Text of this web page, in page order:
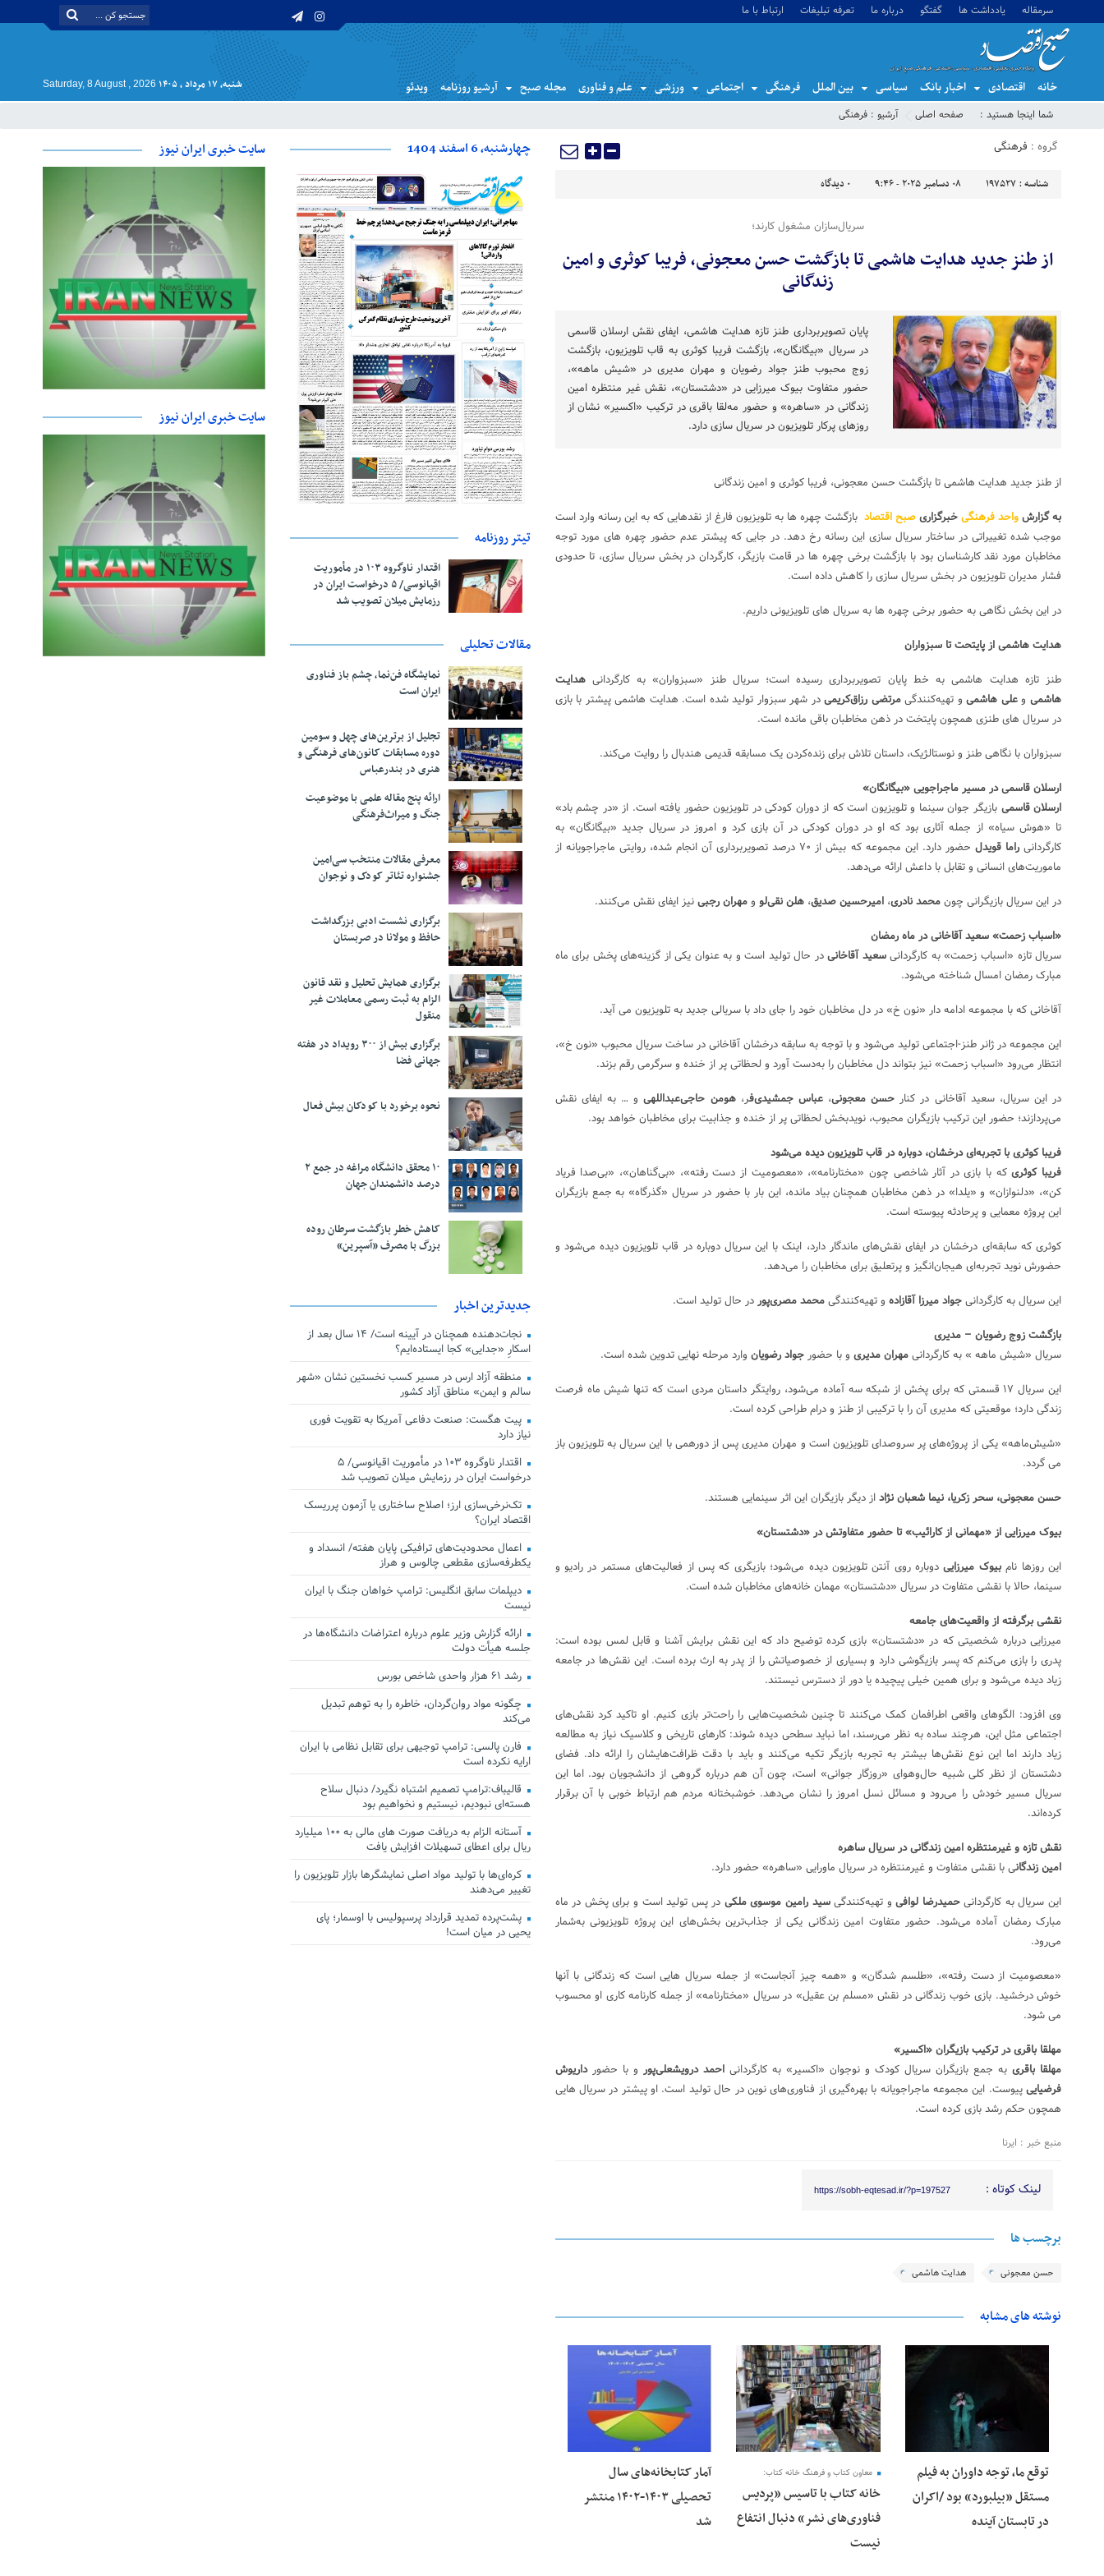
سرمقاله یادداشت ها گفتگو درباره ما تعرفه تبلیغات ارتباط با ما
خانه اقتصادی اخبار بانک سیاسی بین الملل فرهنگی اجتماعی ورزشی علم و فناوری مجله صبح آرشیو روزنامه ویدئو شنبه, ۱۷ مرداد , ۱۴۰۵ Saturday, 8 August , 2026
شما اینجا هستید : صفحه اصلی آرشیو : فرهنگی
گروه : فرهنگی
شناسه : 197527 08 دسامبر 2025 - 9:46 0 دیدگاه
سریال‌سازان مشغول کارند؛
از طنز جدید هدایت هاشمی تا بازگشت حسن معجونی، فریبا کوثری و امین
زندگانی
پایان تصویربرداری طنز تازه هدایت هاشمی، ایفای نقش ارسلان قاسمی
در سریال «بیگانگان»، بازگشت فریبا کوثری به قاب تلویزیون، بازگشت
زوج محبوب طنز جواد رضویان و مهران مدیری در «شیش ماهه»،
حضور متفاوت بیوک میرزایی در «دشتستان»، نقش غیر منتظره امین
زندگانی در «ساهره» و حضور مه‌لقا باقری در ترکیب «اکسیر» نشان از
روزهای پرکار تلویزیون در سریال سازی دارد.
از طنز جدید هدایت هاشمی تا بازگشت حسن معجونی، فریبا کوثری و امین زندگانی
به گزارشواحد فرهنگیخبرگزاریصبح اقتصاد بازگشت چهره ها به تلویزیون فارغ از نقدهایی که به این رسانه وارد است
موجب شده تغییراتی در ساختار سریال سازی این رسانه رخ دهد. در جایی که پیشتر عدم حضور چهره های مورد توجه
مخاطبان مورد نقد کارشناسان بود با بازگشت برخی چهره ها در قامت بازیگر، کارگردان در بخش سریال سازی، تا حدودی
فشار مدیران تلویزیون در بخش سریال سازی را کاهش داده است.
در این بخش نگاهی به حضور برخی چهره ها به سریال های تلویزیونی داریم.
هدایت هاشمی از پایتحت تا سبزواران
طنز تازه هدایت هاشمی به خط پایان تصویربرداری رسیده است؛ سریال طنز «سبزواران» به کارگردانی هدایـت
هاشمیوعلی هاشمیو تهیه‌کنندگیمرتضی رزاق‌کریمیدر شهر سبزوار تولید شده است. هدایت هاشمی پیشتر با بازی
در سریال های طنزی همچون پایتخت در ذهن مخاطبان باقی مانده است.
سبزواران با نگاهی طنز و نوستالژیک، داستان تلاش برای زنده‌کردن یک مسابقه قدیمی هندبال را روایت می‌کند.
ارسلان قاسمی در مسیر ماجراجویی «بیگانگان»
ارسلان قاسمی بازیگر جوان سینما و تلویزیون است که از دوران کودکی در تلویزیون حضور یافته است. از «در چشم باد»
تا «هوش سیاه» از جمله آثاری بود که او در دوران کودکی در آن بازی کرد و امروز در سریال جدید «بیگانگان» به
کارگردانی راما قویدل
حضور دارد. این مجموعه که بیش از ۷۰ درصد تصویربرداری آن انجام شده، روایتی ماجراجویانه از
ماموریت‌های انسانی و تقابل با داعش ارائه می‌دهد.
در این سریال بازیگرانی چونمحمد نادری، امیرحسین صدیق، هلن نقی‌لو ومهران رجبینیز ایفای نقش می‌کنند.
«اسباب زحمت» سعید آقاخانی در ماه رمضان
سریال تازه «اسباب زحمت» به کارگردانیسعید آقاخانیدر حال تولید است و به عنوان یکی از گزینه‌های پخش برای ماه
مبارک رمضان امسال شناخته می‌شود.
آقاخانی که با مجموعه ادامه دار «نون خ» در دل مخاطبان خود را جای داد با سریالی جدید به تلویزیون می آید.
این مجموعه در ژانر طنز-‌اجتماعی تولید می‌شود و با توجه به سابقه درخشان آقاخانی در ساخت سریال محبوب «نون خ»،
انتظار می‌رود «اسباب زحمت» نیز بتواند دل مخاطبان را به‌دست آورد و لحظاتی پر از خنده و سرگرمی رقم بزند.
در این سریال، سعید آقاخانی در کنار حسن معجونی، عباس جمشیدی‌فر، هومن حاجی‌عبداللهیو … به ایفای نقش
می‌پردازند؛ حضور این ترکیب بازیگران محبوب، نویدبخش لحظاتی پر از خنده و جذابیت برای مخاطبان خواهد بود.
فریبا کوثری با تجربه‌ای درخشان، دوباره در قاب تلویزیون دیده می‌شود
فریبا کوثریکه با بازی در آثار شاخصی چون «مختارنامه»، «معصومیت از دست رفته»، «بی‌گناهان»، «بی‌صدا فریاد
کن»، «دلنوازان» و «یلدا» در ذهن مخاطبان همچنان بیاد مانده، این بار با حضور در سریال «گذرگاه» به جمع بازیگران
این پروژه معمایی و پرحادثه پیوسته است.
کوثری که سابقه‌ای درخشان در ایفای نقش‌های ماندگار دارد، اینک با این سریال دوباره در قاب تلویزیون دیده می‌شود و
حضورش نوید تجربه‌ای هیجان‌انگیز و پرتعلیق برای مخاطبان را می‌دهد.
این سریال به کارگردانیجواد میرزا آقازاده و تهیه‌کنندگیمحمد مصری‌پوردر حال تولید است.
بازگشت زوج رضویان – مدیری
سریال «شیش ماهه » به کارگردانیمهران مدیری و با حضورجواد رضویان وارد مرحله نهایی تدوین شده است.
این سریال ۱۷ قسمتی که برای پخش از شبکه سه آماده می‌شود، روایتگر داستان مردی است که تنها شیش ماه فرصت
زندگی دارد؛ موقعیتی که مدیری آن را با ترکیبی از طنز و درام طراحی کرده است.
«شیش‌ماهه» یکی از پروژه‌های پر سروصدای تلویزیون است و مهران مدیری پس از دورهمی با این سریال به تلویزیون باز
می گردد.
حسن معجونی، سحر زکریا، نیما شعبان نژاداز دیگر بازیگران این اثر سینمایی هستند.
بیوک میرزایی از «مهمانی از کارائیب» تا حضور متفاوتش در «دشتستان»
این روزها نامبیوک میرزاییدوباره روی آنتن تلویزیون دیده می‌شود؛ بازیگری که پس از فعالیت‌های مستمر در رادیو و
سینما، حالا با نقشی متفاوت در سریال «دشتستان» مهمان خانه‌های مخاطبان شده است.
نقشی برگرفته از واقعیت‌های جامعه
میرزایی درباره شخصیتی که در «دشتستان» بازی کرده توضیح داد که این نقش برایش آشنا و قابل لمس بوده است:
پدری را بازی می‌کنم که پسر بازیگوشی دارد و بسیاری از خصوصیاتش را از پدر به ارث برده است. این نقش‌ها در جامعه
زیاد دیده می‌شود و برای همین خیلی پیچیده یا دور از دسترس نیستند.
وی افزود: الگوهای واقعی اطرافمان کمک می‌کنند تا چنین شخصیت‌هایی را راحت‌تر بازی کنیم. او تاکید کرد نقش‌های
اجتماعی مثل این، هرچند ساده به نظر می‌رسند، اما نباید سطحی دیده شوند: کارهای تاریخی و کلاسیک نیاز به مطالعه
زیاد دارند اما این نوع نقش‌ها بیشتر به تجربه بازیگر تکیه می‌کنند و باید با دقت ظرافت‌هایشان را ارائه داد. فضای
دشتستان از نظر کلی شبیه حال‌وهوای «روزگار جوانی» است، چون آن هم درباره گروهی از دانشجویان بود. اما این
سریال مسیر خودش را می‌رود و مسائل نسل امروز را نشان می‌دهد. خوشبختانه مردم هم ارتباط خوبی با آن برقرار
کرده‌اند.
نقش تازه و غیرمنتظره امین زندگانی در سریال ساهره
امین زندگانی با نقشی متفاوت و غیرمنتظره در سریال ماورایی «ساهره» حضور دارد.
این سریال به کارگردانیحمیدرضا لوافیو تهیه‌کنندگیسید رامین موسوی ملکی در پس تولید است و برای پخش در ماه
مبارک رمضان آماده می‌شود. حضور متفاوت امین زندگانی یکی از جذاب‌ترین بخش‌های این پروژه تلویزیونی به‌شمار
می‌رود.
«معصومیت از دست رفته»، «طلسم شدگان» و «همه چیز آنجاست» از جمله سریال هایی است که زندگانی با آنها
خوش درخشید. بازی خوب زندگانی در نقش «مسلم بن عقیل» در سریال «مختارنامه» از جمله کارنامه کاری او محسوب
می شود.
مهلقا باقری در ترکیب بازیگران «اکسیر»
مهلقا باقری به جمع بازیگران سریال کودک و نوجوان «اکسیر» به کارگردانیاحمد درویشعلی‌پور و با حضورداریوش
فرضیاییپیوست. این مجموعه ماجراجویانه با بهره‌گیری از فناوری‌های نوین در حال تولید است. او پیشتر در سریال هایی
همچون حکم رشد بازی کرده است.
منبع خبر : ایرنا
لینک کوتاه : https://sobh-eqtesad.ir/?p=197527
برچسب ها
حسن معجونی هدایت هاشمی
نوشته های مشابه
25 فوریه 2026
توقع ما، توجه داوران به فیلم
مستقل «بیلبورد» بود /اکران
در تابستان آینده
24 فوریه 2026
معاون کتاب و فرهنگ خانه کتاب:
خانه کتاب با تاسیس «پردیس
فناوری‌های نشر» دنبال انتفاع
نیست
آمار کتابخانه‌های سال
تحصیلی ۱۴۰۳-۱۴۰۲ منتشر
شد
چهارشنبه، 6 اسفند 1404
تیتر روزنامه
اقتدار ناوگروه ۱۰۳ در مأموریت‌
اقیانوسی/ ۵ درخواست ایران در
رزمایش میلان تصویب شد
مقالات تحلیلی
نمایشگاه فن‌نما، چشم باز فناوری
ایران است
تجلیل از بر‌ترین‌های چهل و سومین
دوره مسابقات کانون‌های فرهنگی و
هنری در بندرعباس
ارائه پنج مقاله علمی با موضوعیت
جنگ و میراث‌فرهنگی
معرفی مقالات منتخب سی‌امین
جشنواره تئاتر کودک و نوجوان
برگزاری نشست ادبی بزرگداشت
حافظ و مولانا در صربستان
برگزاری همایش تحلیل و نقد قانون
الزام به ثبت رسمی معاملات غیر
منقول
برگزاری بیش از ۳۰۰ رویداد در هفته
جهانی فضا
نحوه برخورد با کودکان بیش فعال
۱۰ محقق دانشگاه مراغه در جمع ۲
درصد دانشمندان جهان
کاهش خطر بازگشت سرطان روده
بزرگ با مصرف «آسپرین»
جدیدترین اخبار
نجات‌دهنده‌ همچنان در آیینه است/ ۱۴ سال بعد از
اسکارِ «جدایی» کجا ایستاده‌ایم؟
منطقه آزاد ارس در مسیر کسب نخستین نشان «شهر
سالم و ایمن» مناطق آزاد کشور
پیت هگست: صنعت دفاعی آمریکا به تقویت فوری
نیاز دارد
اقتدار ناوگروه ۱۰۳ در مأموریت‌ اقیانوسی/ ۵
درخواست ایران در رزمایش میلان تصویب شد
تک‌نرخی‌سازی ارز؛ اصلاح ساختاری یا آزمون پرریسک
اقتصاد ایران؟
اعمال محدودیت‌های ترافیکی پایان هفته/ انسداد و
یکطرفه‌سازی مقطعی چالوس و هراز
دیپلمات سابق انگلیس:‌ ترامپ خواهان جنگ با ایران
نیست
ارائه گزارش وزیر علوم درباره اعتراضات دانشگاه‌ها در
جلسه هیأت دولت
رشد ۶۱ هزار واحدی شاخص بورس
چگونه مواد روان‌گردان، خاطره را به توهم تبدیل
می‌کند
فارن پالسی: ترامپ توجیهی برای تقابل نظامی با ایران
ارایه نکرده است
قالیباف:ترامپ تصمیم اشتباه نگیرد/ دنبال سلاح
هسته‌ای نبودیم، نیستیم و نخواهیم بود
آستانه الزام به دریافت صورت های مالی به ۱۰۰ میلیارد
ریال برای اعطای تسهیلات افزایش یافت
کره‌ای‌ها با تولید مواد اصلی نمایشگرها بازار تلویزیون را
تغییر می‌دهند
پشت‌پرده تمدید قرارداد پرسپولیس با اوسمار؛ پای
یحیی در میان است!
سایت خبری ایران نیوز
سایت خبری ایران نیوز